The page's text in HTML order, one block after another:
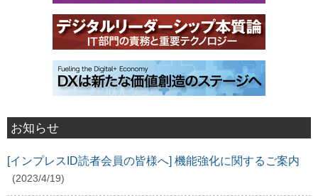
お知らせ
[インプレスID読者会員の皆様へ] 機能強化に関するご案内
(2023/4/19)